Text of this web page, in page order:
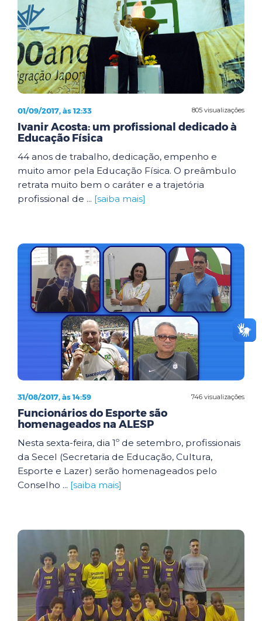
805 visualizações
01/09/2017, às 12:33
Ivanir Acosta: um profissional dedicado à
Educação Física
44 anos de trabalho, dedicação, empenho e
muito amor pela Educação Física. O preâmbulo
retrata muito bem o caráter e a trajetória
profissional de ... [saiba mais]
746 visualizações
31/08/2017, às 14:59
Funcionários do Esporte são
homenageados na ALESP
Nesta sexta-feira, dia 1º de setembro, profissionais
da Secel (Secretaria de Educação, Cultura,
Esporte e Lazer) serão homenageados pelo
Conselho ... [saiba mais]